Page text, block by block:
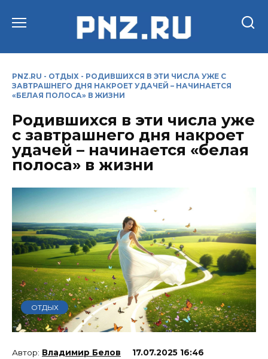
PNZ.RU - ОТДЫХ - РОДИВШИХСЯ В ЭТИ ЧИСЛА УЖЕ С
ЗАВТРАШНЕГО ДНЯ НАКРОЕТ УДАЧЕЙ – НАЧИНАЕТСЯ
«БЕЛАЯ ПОЛОСА» В ЖИЗНИ
Родившихся в эти числа уже
с завтрашнего дня накроет
удачей – начинается «белая
полоса» в жизни
ОТДЫХ
Владимир Белов 17.07.2025 16:46